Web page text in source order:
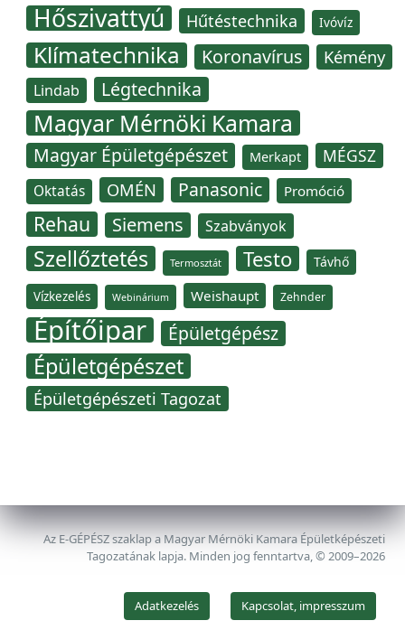
Hőszivattyú Hűtéstechnika Ivóvíz
Klímatechnika Koronavírus Kémény
Lindab Légtechnika
Magyar Mérnöki Kamara
Magyar Épületgépészet Merkapt MÉGSZ
Oktatás OMÉN Panasonic Promóció
Rehau Siemens Szabványok
Szellőztetés Termosztát Testo Távhő
Vízkezelés Webinárium Weishaupt Zehnder
Építőipar Épületgépész
Épületgépészet
Épületgépészeti Tagozat
Az E-GÉPÉSZ szaklap a Magyar Mérnöki Kamara Épületképészeti
Tagozatának lapja. Minden jog fenntartva, © 2009–2026
Adatkezelés Kapcsolat, impresszum